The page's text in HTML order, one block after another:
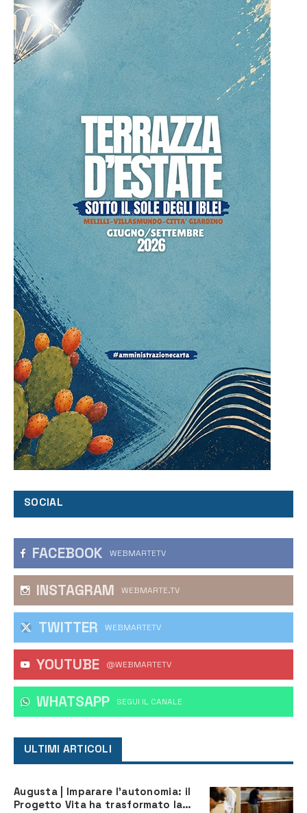
SOCIAL
FACEBOOK WEBMARTETV
INSTAGRAM WEBMARTE.TV
TWITTER WEBMARTETV
YOUTUBE @WEBMARTETV
WHATSAPP ‎SEGUI IL CANALE
ULTIMI ARTICOLI
Augusta | Imparare l’autonomia: il
Progetto Vita ha trasformato la